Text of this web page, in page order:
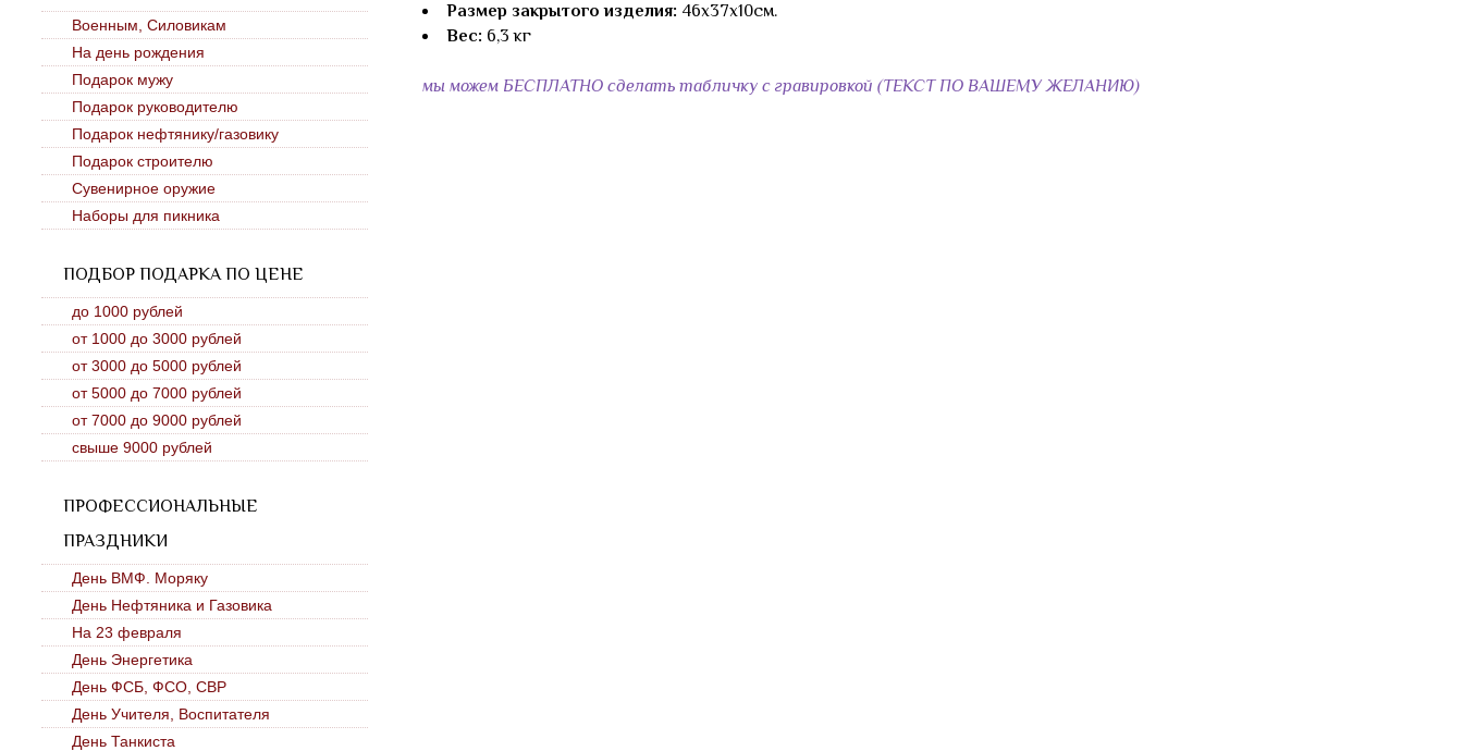
Военным, Силовикам
На день рождения
Подарок мужу
Подарок руководителю
Подарок нефтянику/газовику
Подарок строителю
Сувенирное оружие
Наборы для пикника
ПОДБОР ПОДАРКА ПО ЦЕНЕ
до 1000 рублей
от 1000 до 3000 рублей
от 3000 до 5000 рублей
от 5000 до 7000 рублей
от 7000 до 9000 рублей
свыше 9000 рублей
ПРОФЕССИОНАЛЬНЫЕ
ПРАЗДНИКИ
День ВМФ. Моряку
День Нефтяника и Газовика
На 23 февраля
День Энергетика
День ФСБ, ФСО, СВР
День Учителя, Воспитателя
День Танкиста
Размер закрытого изделия: 46х37х10см.
Вес: 6,3 кг
мы можем БЕСПЛАТНО сделать табличку с гравировкой (ТЕКСТ ПО ВАШЕМУ ЖЕЛАНИЮ)